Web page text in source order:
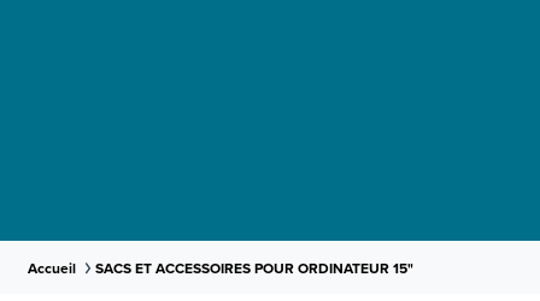
Accueil SACS ET ACCESSOIRES POUR ORDINATEUR 15"